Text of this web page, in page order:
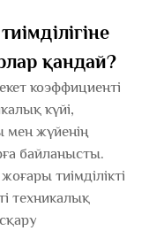
қандай?
коэффициенті
күйі,
мен жүйенің
байланысты.
тиімділікті
техникалық